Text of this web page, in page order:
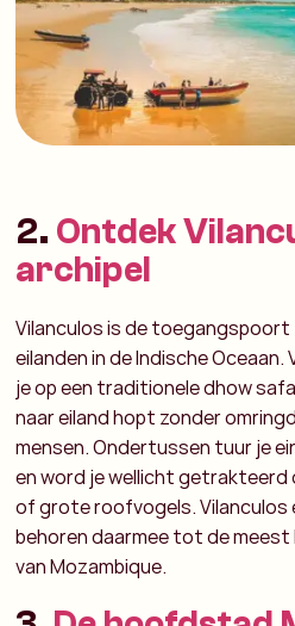
2. Ontdek
archipel
Vilanculos is de
eilanden in de Indische Oceaan.
je op een traditionele dhow
naar eiland hopt zonder
mensen. Ondertussen tuur je
en word je wellicht getrakteerd
of grote roofvogels. Vilanculos
behoren daarmee tot de
van Mozambique.